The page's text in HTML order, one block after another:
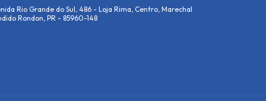
Rio Grande do Sul, 486 - Loja Rima, Centro, Marechal
Rondon, PR - 85960-148